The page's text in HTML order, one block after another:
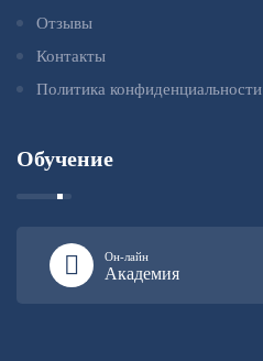
Отзывы
Контакты
Политика конфиденциальности
Обучение
Он-лайн
Академия